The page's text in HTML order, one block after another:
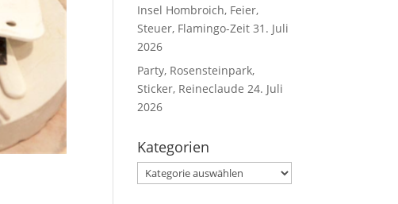
Insel Hombroich, Feier,
Steuer, Flamingo-Zeit 31. Juli
2026
Party, Rosensteinpark,
Sticker, Reineclaude 24. Juli
2026
Kategorien
Kategorien